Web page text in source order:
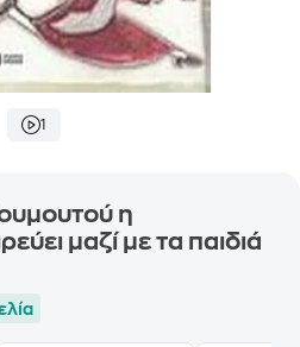
1
η
μαζί με τα παιδιά